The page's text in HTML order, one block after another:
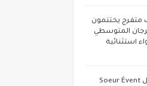
من 45 ألف متفرج يختتمون
المتوسطي
استثنائية
نجاح باهر لحفل Soeur Évent